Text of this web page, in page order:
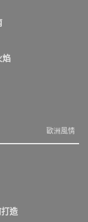
焰
歐洲風情
造